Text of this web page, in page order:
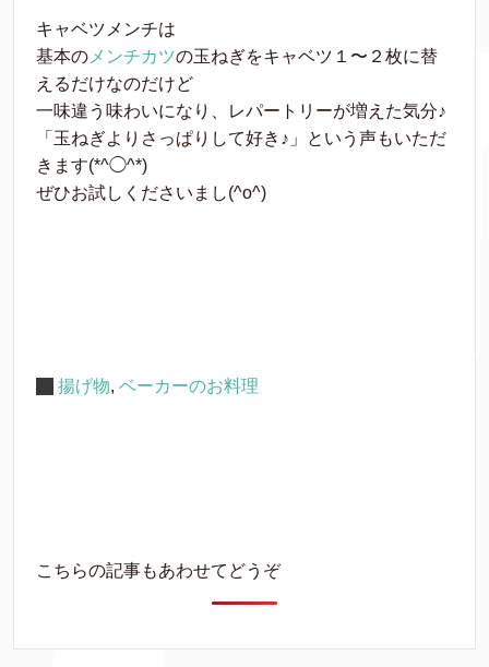
キャベツメンチは
基本の メンチカツの玉ねぎをキャベツ１〜２枚に替
えるだけなのだけど
一味違う味わいになり、レパートリーが増えた気分♪
「玉ねぎよりさっぱりして好き♪」という声もいただ
きます(*^◯^*)
ぜひお試しくださいまし(^o^)
揚げ物, ベーカーのお料理
こちらの記事もあわせてどうぞ